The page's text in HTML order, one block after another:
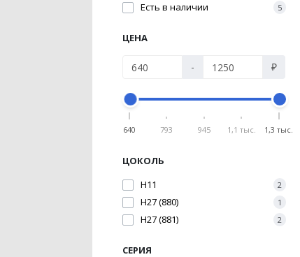
Есть в наличии
5
ЦЕНА
- ₽
640 793 945 1,1 тыс. 1,3 тыс.
ЦОКОЛЬ
H11
2
H27 (880) 1
H27 (881) 2
СЕРИЯ